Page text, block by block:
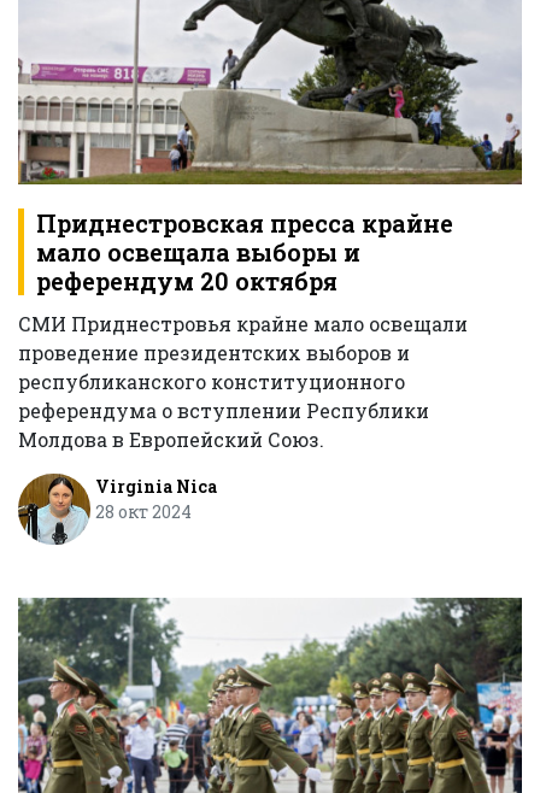
Приднестровская пресса крайне
мало освещала выборы и
референдум 20 октября
СМИ Приднестровья крайне мало освещали
проведение президентских выборов и
республиканского конституционного
референдума о вступлении Республики
Молдова в Европейский Союз.
Virginia Nica
28 окт 2024